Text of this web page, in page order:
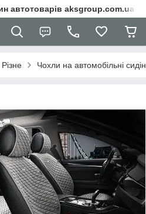
автотоварів aksgroup.com.ua
Різне Чохли на автомобільні